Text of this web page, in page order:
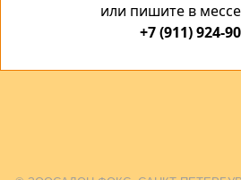
или пишите в
+7 (911) 924-